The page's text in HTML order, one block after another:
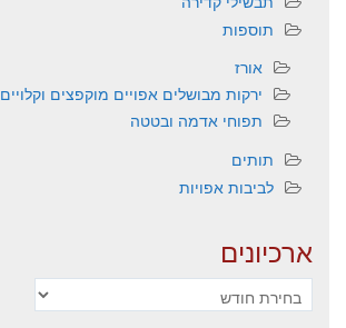
תוספות
אורז
ירקות מבושלים אפויים מוקפצים וקלויים
תפוחי אדמה ובטטה
תותים
לביבות אפויות
ארכיונים
ארכיונים